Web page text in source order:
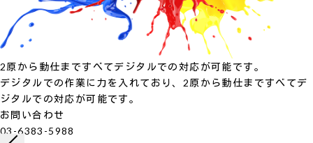
2原から動仕まですべてデジタルでの対応が可能です。
デジタルでの作業に力を入れており、2原から動仕まですべてデ
ジタルでの対応が可能です。
お問い合わせ
03-6383-5988